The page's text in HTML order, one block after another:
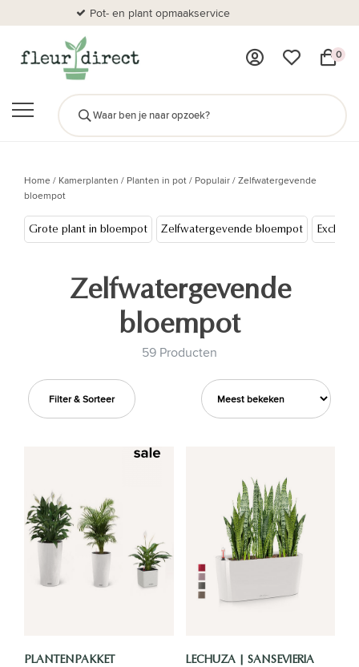
Pot- en plant opmaakservice
0
Home/ Kamerplanten / Planten in pot/ Populair/Zelfwatergevende
bloempot
Grote plant in bloempot Zelfwatergevende bloempot
Zelfwatergevende
bloempot
59 Producten
Filter & Sorteer
PLANTENPAKKET LECHUZA | SANSEVIERIA